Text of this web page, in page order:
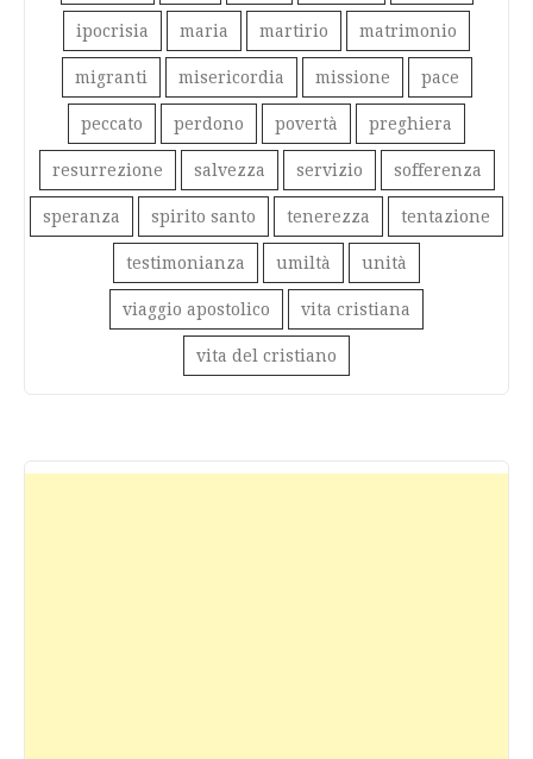
ipocrisia maria martirio matrimonio
migranti misericordia missione pace
peccato perdono povertà preghiera
resurrezione salvezza servizio sofferenza
speranza spirito santo tenerezza tentazione
testimonianza umiltà unità
viaggio apostolico vita cristiana
vita del cristiano